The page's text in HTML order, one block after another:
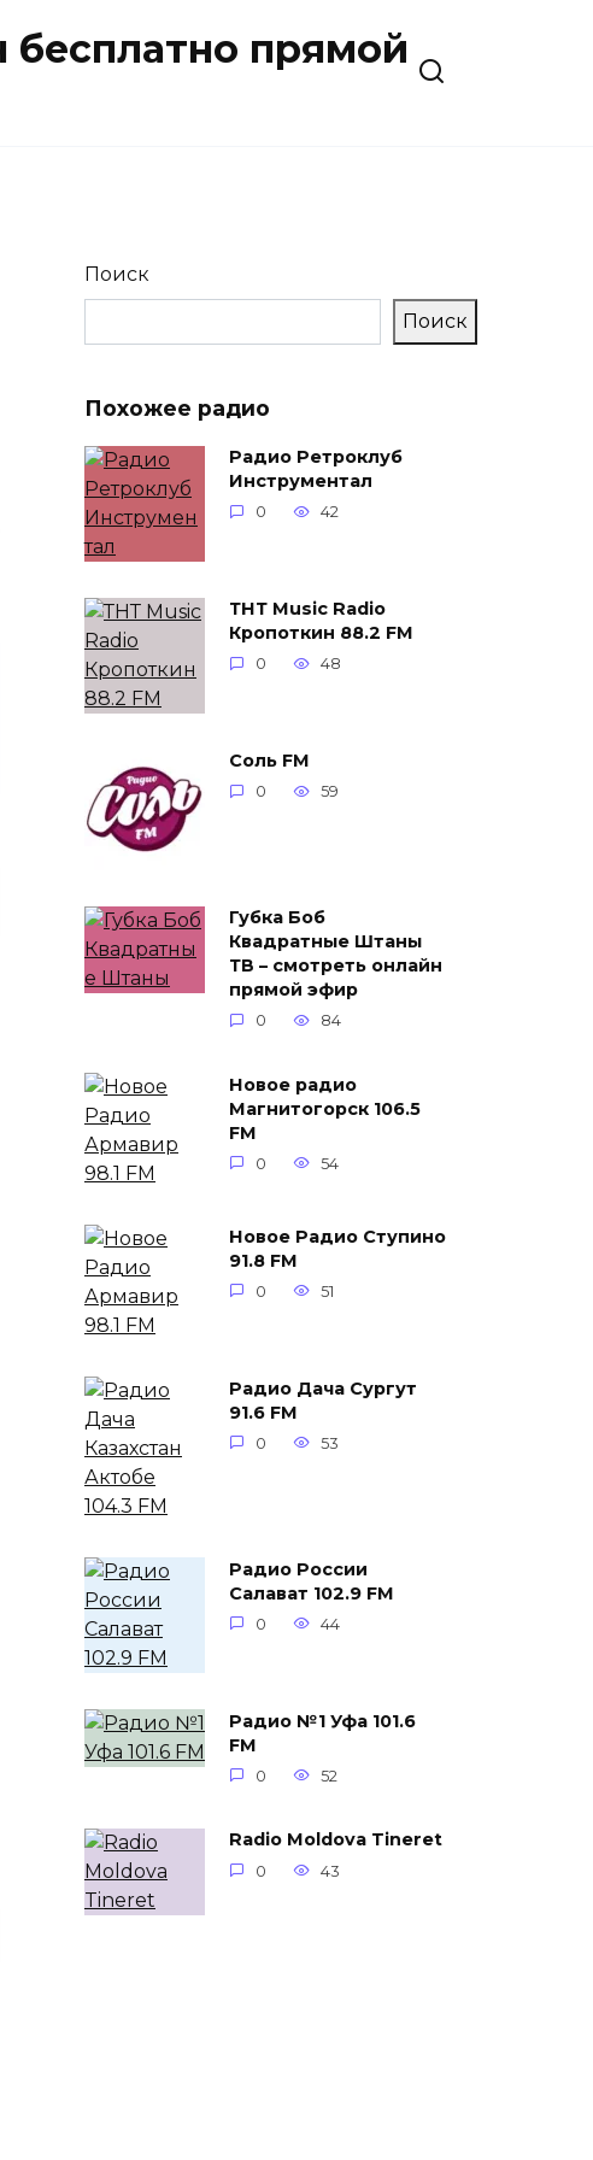
прямой
Поиск
Поиск
Похожее радио
Радио Ретроклуб
Инструментал
0 42
ТНТ Music Radio
Кропоткин 88.2 FM
0 48
Соль FM
0 59
Губка Боб
Квадратные Штаны
ТВ – смотреть онлайн
прямой эфир
0 84
Новое радио
Магнитогорск 106.5
FM
0 54
Новое Радио Ступино
91.8 FM
0 51
Радио Дача Сургут
91.6 FM
0 53
Радио России
Салават 102.9 FM
0 44
Радио №1 Уфа 101.6
FM
0 52
Radio Moldova Tineret
0 43